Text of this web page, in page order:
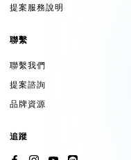
提案服務說明
聯繫
聯繫我們
提案諮詢
品牌資源
追蹤